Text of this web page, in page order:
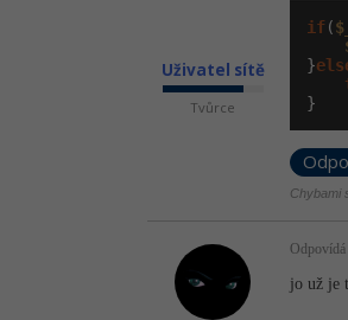
Uživatel sítě
Tvůrce
if (
}
}
Chybami
Odpovídá
jo už je